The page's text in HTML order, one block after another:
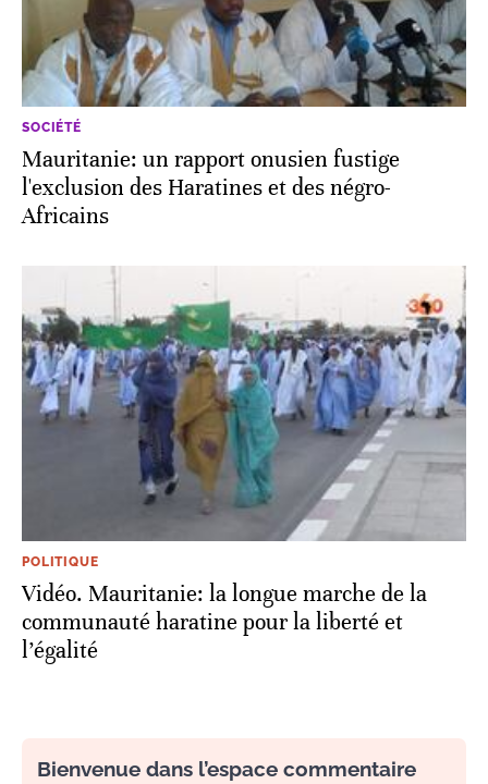
SOCIÉTÉ
Mauritanie: un rapport onusien fustige
l'exclusion des Haratines et des négro-
Africains
POLITIQUE
Vidéo. Mauritanie: la longue marche de la
communauté haratine pour la liberté et
l’égalité
Bienvenue dans l’espace commentaire